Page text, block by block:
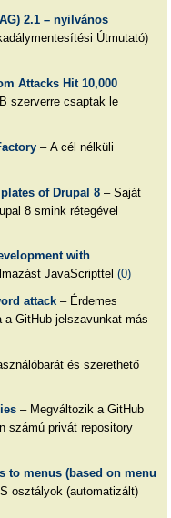
2.1 – nyilvános
Útmutató)
Attacks Hit 10,000
szerverre csaptak le
– A cél nélküli
of Drupal 8– Saját
8 smink rétegével
with
JavaScripttel (0)
attack– Érdemes
GitHub jelszavunkat más
és szerethető
– Megváltozik a GitHub
számú privát repository
to menus (based on menu
osztályok (automatizált)